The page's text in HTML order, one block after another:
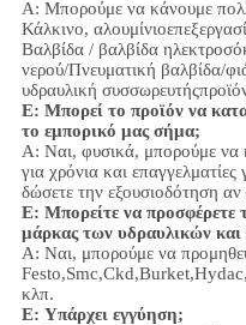
Α: Μπορούμε να κάνουμε
Κάλκινο, αλουμίνιο
Βαλβίδα / βαλβίδα
νερού/Πνευματική βαλβίδα/
υδραυλική συσσωρευτής
Ε: Μπορεί το προϊόν να
το εμπορικό μας σήμα;
Α: Ναι, φυσικά, μπορούμε να
για χρόνια και
δώσετε την εξουσιοδότηση αν
Ε: Μπορείτε να προσφέρετε
μάρκας των υδραυλικών
Α: Ναι, μπορούμε να
κλπ.
Ε: Υπάρχει εγγύηση;